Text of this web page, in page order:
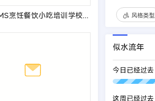
EyouCMS烹饪餐饮小吃培训学校网站模板 风格类型
似水流年
今日已经过去
这周已经过去